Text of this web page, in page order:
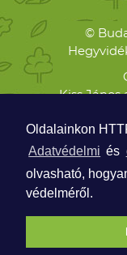
Oldalainkon
Adatvédelmi és
olvasható,
védelméről.
©
Kiss János